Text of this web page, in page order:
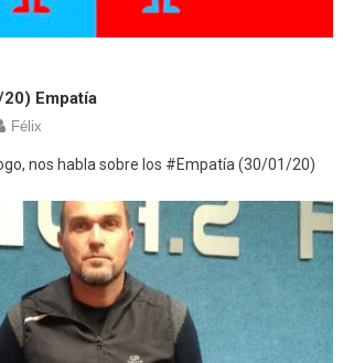
Empatía
Félix
nos habla sobre los #Empatía (30/01/20)